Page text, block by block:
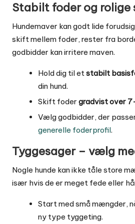
Stabilt foder og rolige
Hundemaver kan godt lide
skift mellem foder, rester fra
godbidder kan irritere maven.
Hold dig til etstabilt
din hund.
Skift foder gradvist over
Vælg godbidder, der
generelle foderprofil.
Tyggesager – vælg
Nogle hunde kan ikke tåle store
især hvis de er meget fede eller
Start med små mængder,
ny type tyggeting.